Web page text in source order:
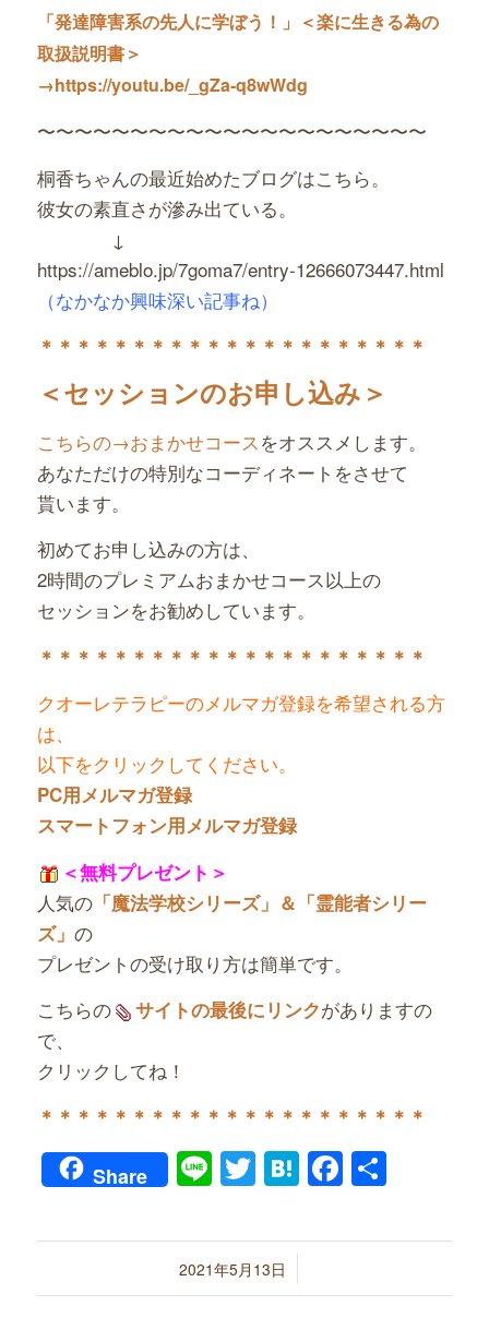
「発達障害系の先人に学ぼう！」＜楽に生きる為の
取扱説明書＞
→https://youtu.be/_gZa-q8wWdg
〜〜〜〜〜〜〜〜〜〜〜〜〜〜〜〜〜〜〜〜〜
桐香ちゃんの最近始めたブログはこちら。
彼女の素直さが滲み出ている。
↓
https://ameblo.jp/7goma7/entry-12666073447.html
（なかなか興味深い記事ね）
＊＊＊＊＊＊＊＊＊＊＊＊＊ ＊＊＊＊＊＊＊＊
＜セッションのお申し込み＞
こちらの→おまかせコース をオススメします。
あなただけの特別なコーディネートをさせて
貰います。
初めてお申し込みの方は、
2時間のプレミアムおまかせコース以上の
セッションをお勧めしています。
＊＊＊＊＊＊＊＊＊＊＊＊＊＊＊＊＊＊＊＊＊
クオーレテラピーのメルマガ登録を希望される方
は、
以下をクリックしてください。
PC用メルマガ登録
スマートフォン用メルマガ登録
＜無料プレゼント＞
人気の「魔法学校シリーズ」＆「霊能者シリー
ズ」 の
プレゼントの受け取り方は簡単です。
こちらの
サイトの最後にリンクがありますの
で、
クリックしてね！
＊＊＊＊＊＊＊＊＊＊＊＊＊＊＊＊＊＊＊＊＊
Share LineTwitter
Hatena共
2021年5月13日
/